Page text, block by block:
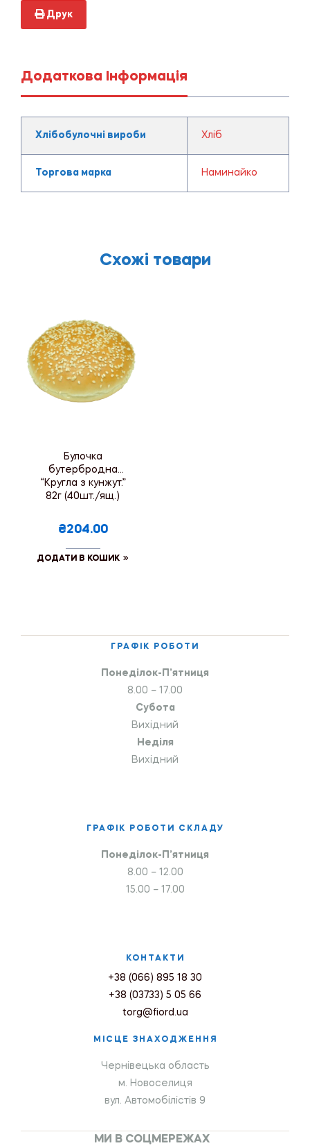
Друк
Додаткова Інформація
Хлібобулочні вироби Хліб
Торгова марка Наминайко
Схожі товари
Булочка
бутербродна
“Кругла з кунжут.”
82г (40шт./ящ.)
₴204.00
ДОДАТИ В КОШИК
ГРАФІК РОБОТИ
Понеділок-П’ятниця
8.00 – 17.00
Субота
Вихідний
Неділя
Вихідний
ГРАФІК РОБОТИ СКЛАДУ
Понеділок-П’ятниця
8.00 – 12.00
15.00 – 17.00
КОНТАКТИ
+38 (066) 895 18 30
+38 (03733) 5 05 66
torg@fiord.ua
МІСЦЕ ЗНАХОДЖЕННЯ
Чернівецька область
м. Новоселиця
вул. Автомобілістів 9
МИ В СОЦМЕРЕЖАХ